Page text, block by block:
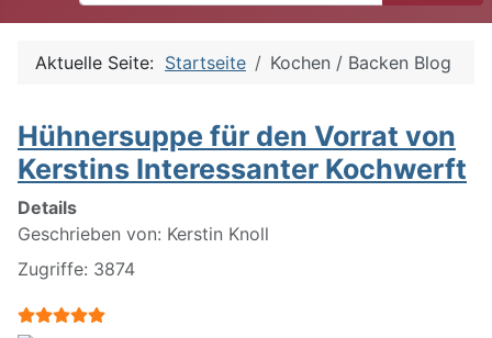
Aktuelle Seite: Startseite Kochen / Backen Blog
Hühnersuppe für den Vorrat von
Kerstins Interessanter Kochwerft
Details
Geschrieben von: Kerstin Knoll
Zugriffe: 3874
Bewertung: